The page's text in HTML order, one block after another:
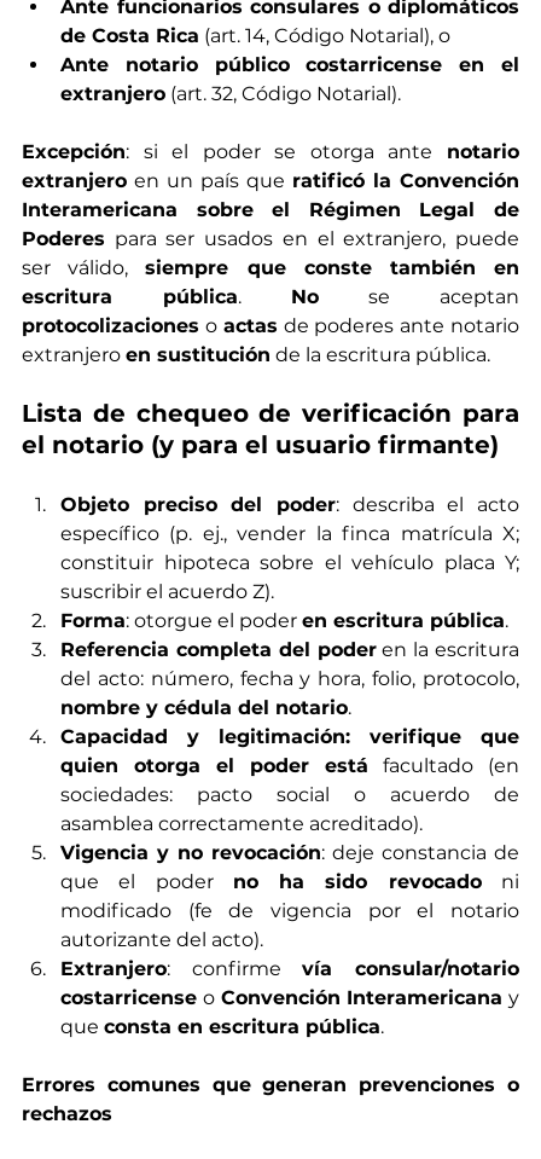
Ante funcionarios consulares o diplomáticos
de Costa Rica (art. 14, Código Notarial), o
Ante notario público costarricense en el
extranjero (art. 32, Código Notarial).
Excepción: si el poder se otorga ante notario
extranjero en un país que ratificó la Convención
Interamericana sobre el Régimen Legal de
Poderes para ser usados en el extranjero, puede
ser válido, siempre que conste también en
escritura pública. No
protocolizaciones o actas de poderes ante notario
extranjero en sustitución de la escritura pública.
Lista de chequeo de verificación para
el notario (y para el usuario firmante)
Objeto preciso del poder: describa el acto
específico (p. ej., vender la finca matrícula X;
constituir hipoteca sobre el vehículo placa Y;
suscribir el acuerdo Z).
Forma: otorgue el poder en escritura pública.
Referencia completa del poder en la escritura
nombre y cédula del notario.
Capacidad y legitimación: verifique que
quien otorga el poder está facultado (en
sociedades: pacto social o acuerdo de
asamblea correctamente acreditado).
Vigencia y no revocación: deje constancia de
que el poder no ha sido revocado ni
modificado (fe de vigencia por el notario
autorizante del acto).
Extranjero: confirme vía consular/notario
costarricense o Convención Interamericana y
que consta en escritura pública.
Errores comunes que generan prevenciones o
rechazos